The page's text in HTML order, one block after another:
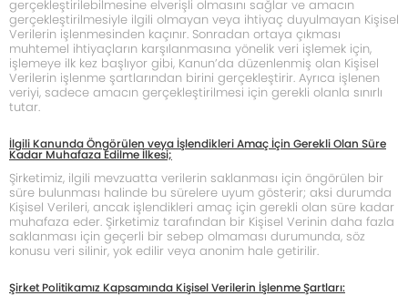
gerçekleştirilebilmesine elverişli olmasını sağlar ve amacın
gerçekleştirilmesiyle ilgili olmayan veya ihtiyaç duyulmayan Kişisel
Verilerin işlenmesinden kaçınır. Sonradan ortaya çıkması
muhtemel ihtiyaçların karşılanmasına yönelik veri işlemek için,
işlemeye ilk kez başlıyor gibi, Kanun’da düzenlenmiş olan Kişisel
Verilerin işlenme şartlarından birini gerçekleştirir. Ayrıca işlenen
veriyi, sadece amacın gerçekleştirilmesi için gerekli olanla sınırlı
tutar.
İlgili Kanunda Öngörülen veya İşlendikleri Amaç İçin Gerekli Olan Süre
Kadar Muhafaza Edilme İlkesi;
Şirketimiz, ilgili mevzuatta verilerin saklanması için öngörülen bir
süre bulunması halinde bu sürelere uyum gösterir; aksi durumda
Kişisel Verileri, ancak işlendikleri amaç için gerekli olan süre kadar
muhafaza eder. Şirketimiz tarafından bir Kişisel Verinin daha fazla
saklanması için geçerli bir sebep olmaması durumunda, söz
konusu veri silinir, yok edilir veya anonim hale getirilir.
Şirket Politikamız Kapsamında Kişisel Verilerin İşlenme Şartları: